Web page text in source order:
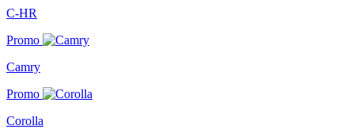
C-HR
Promo
Camry
Promo
Corolla